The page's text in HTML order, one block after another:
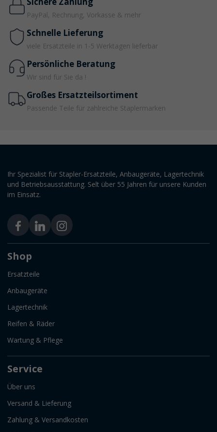
PayPal, Rechnung, Vorkasse & mehr
Schnelle Lieferung
viele Ersatzteile in 1-5 Werktagen lieferbar
Persönliche Beratung
Wir sind für Sie da !
Großes Ersatzteilsortiment
Passende Teile für zahlreiche Staplermarken
Ihr Spezialist für Stapler-Ersatzteile, Anbaugeräte, Lagertechnik
und Betriebsausstattung. Selt über 55 Jahren für unsere Kunden
im Einsatz.
Shop
Ersatzteile
Anbaugeräte
Lagertechnik
Reifen & Räder
Wartung & Pflege
Service
Über uns
Versand & Lieferung
Zahlung & Versandkosten